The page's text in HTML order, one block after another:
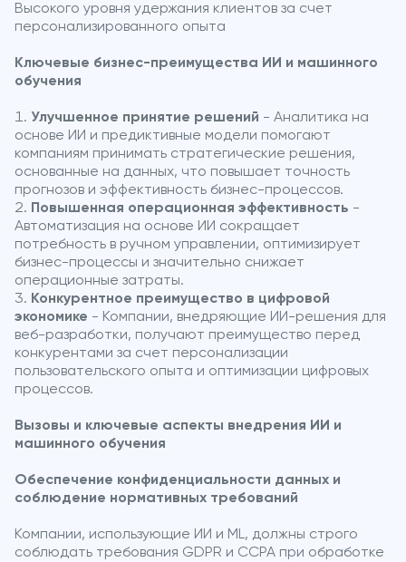
Высокого уровня удержания клиентов за счет
персонализированного опыта
Ключевые бизнес-преимущества ИИ и машинного
обучения
Улучшенное принятие решений - Аналитика на
основе ИИ и предиктивные модели помогают
компаниям принимать стратегические решения,
основанные на данных, что повышает точность
прогнозов и эффективность бизнес-процессов.
Повышенная операционная эффективность -
Автоматизация на основе ИИ сокращает
потребность в ручном управлении, оптимизирует
бизнес-процессы и значительно снижает
операционные затраты.
Конкурентное преимущество в цифровой
экономике - Компании, внедряющие ИИ-решения для
веб-разработки, получают преимущество перед
конкурентами за счет персонализации
пользовательского опыта и оптимизации цифровых
процессов.
Вызовы и ключевые аспекты внедрения ИИ и
машинного обучения
Обеспечение конфиденциальности данных и
соблюдение нормативных требований
Компании, использующие ИИ и ML, должны строго
соблюдать требования GDPR и CCPA при обработке